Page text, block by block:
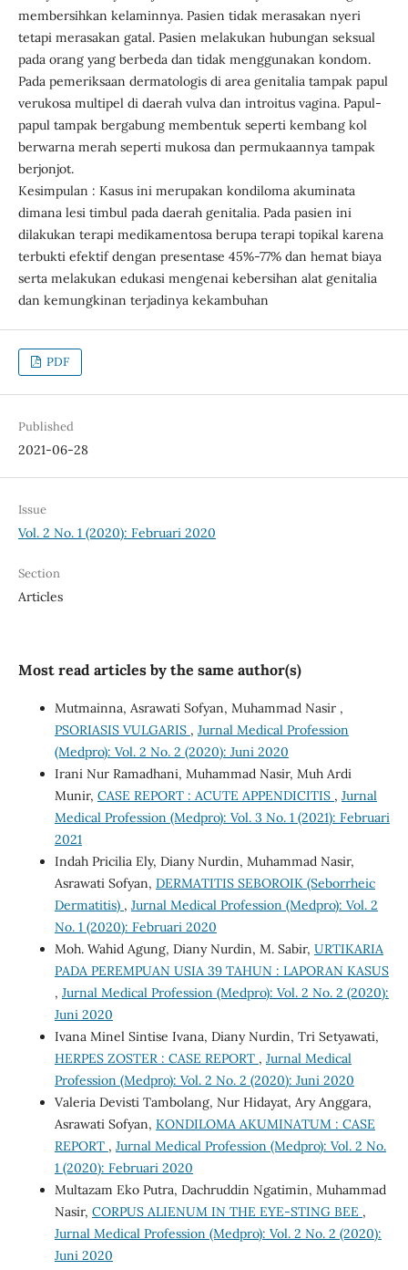
membersihkan kelaminnya. Pasien tidak merasakan nyeri
tetapi merasakan gatal. Pasien melakukan hubungan seksual
pada orang yang berbeda dan tidak menggunakan kondom.
Pada pemeriksaan dermatologis di area genitalia tampak papul
verukosa multipel di daerah vulva dan introitus vagina. Papul-
papul tampak bergabung membentuk seperti kembang kol
berwarna merah seperti mukosa dan permukaannya tampak
berjonjot.
Kesimpulan : Kasus ini merupakan kondiloma akuminata
dimana lesi timbul pada daerah genitalia. Pada pasien ini
dilakukan terapi medikamentosa berupa terapi topikal karena
terbukti efektif dengan presentase 45%-77% dan hemat biaya
serta melakukan edukasi mengenai kebersihan alat genitalia
dan kemungkinan terjadinya kekambuhan
PDF
Published
2021-06-28
Issue
Vol. 2 No. 1 (2020): Februari 2020
Section
Articles
Most read articles by the same author(s)
Mutmainna, Asrawati Sofyan, Muhammad Nasir ,
PSORIASIS VULGARIS , Jurnal Medical Profession
(Medpro): Vol. 2 No. 2 (2020): Juni 2020
Irani Nur Ramadhani, Muhammad Nasir, Muh Ardi
Munir, CASE REPORT : ACUTE APPENDICITIS , Jurnal
Medical Profession (Medpro): Vol. 3 No. 1 (2021): Februari
2021
Indah Pricilia Ely, Diany Nurdin, Muhammad Nasir,
Asrawati Sofyan, DERMATITIS SEBOROIK (Seborrheic
Dermatitis) , Jurnal Medical Profession (Medpro): Vol. 2
No. 1 (2020): Februari 2020
Moh. Wahid Agung, Diany Nurdin, M. Sabir, URTIKARIA
PADA PEREMPUAN USIA 39 TAHUN : LAPORAN KASUS
, Jurnal Medical Profession (Medpro): Vol. 2 No. 2 (2020):
Juni 2020
Ivana Minel Sintise Ivana, Diany Nurdin, Tri Setyawati,
HERPES ZOSTER : CASE REPORT , Jurnal Medical
Profession (Medpro): Vol. 2 No. 2 (2020): Juni 2020
Valeria Devisti Tambolang, Nur Hidayat, Ary Anggara,
Asrawati Sofyan, KONDILOMA AKUMINATUM : CASE
REPORT , Jurnal Medical Profession (Medpro): Vol. 2 No.
1 (2020): Februari 2020
Multazam Eko Putra, Dachruddin Ngatimin, Muhammad
Nasir, CORPUS ALIENUM IN THE EYE-STING BEE ,
Jurnal Medical Profession (Medpro): Vol. 2 No. 2 (2020):
Juni 2020